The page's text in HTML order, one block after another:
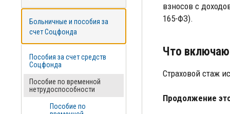
взносов с
165-ФЗ).
Что
Страховой стаж
Продолжение
Больничные и пособия за
счет Соцфонда
Пособия за счет средств
Соцфонда
Пособие по временной
нетрудоспособности
Пособие по